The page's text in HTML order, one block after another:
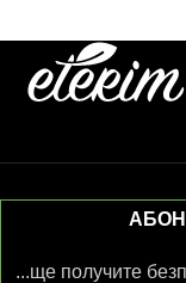
...ще получите